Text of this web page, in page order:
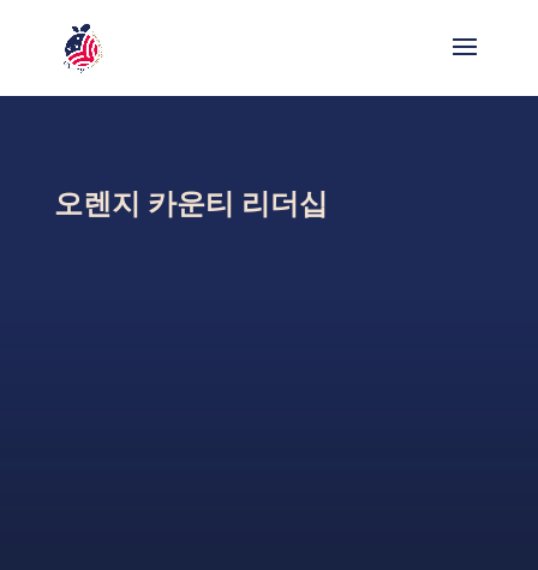
오렌지 카운티 리더십